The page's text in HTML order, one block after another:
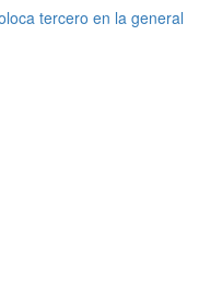
tercero en la general